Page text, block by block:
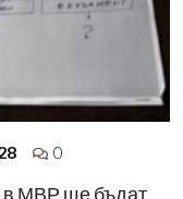
0
в МВР ще бъдат